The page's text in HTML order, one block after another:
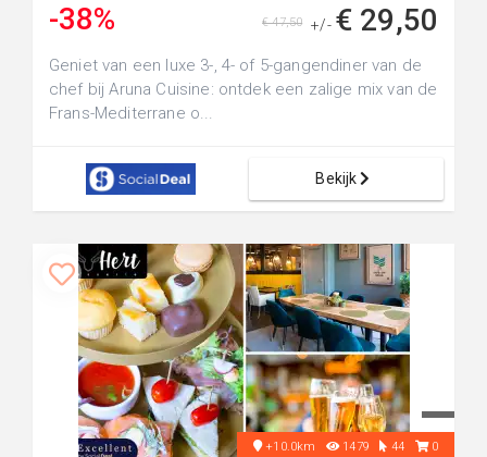
-38% +/- € 29,50
€ 47,50
Geniet van een luxe 3-, 4- of 5-gangendiner van de
chef bij Aruna Cuisine: ontdek een zalige mix van de
Frans-Mediterrane o...
Bekijk
+10.0km 1479 44 0